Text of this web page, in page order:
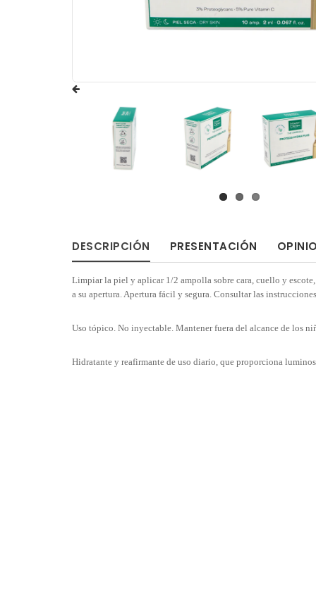
DESCRIPCIÓN PRESENTACIÓN
Limpiar la piel y aplicar 1/2 ampolla sobre cara, cuello y
a su apertura. Apertura fácil y segura. Consultar las
Uso tópico. No inyectable. Mantener fuera del alcance de los
Hidratante y reafirmante de uso diario, que proporciona